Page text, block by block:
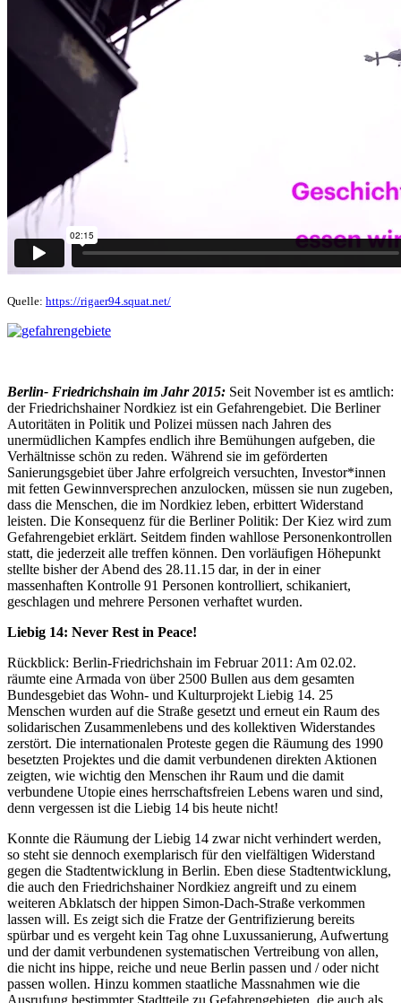
Quelle: https://rigaer94.squat.net/
Berlin- Friedrichshain im Jahr 2015: Seit November ist es amtlich:
der Friedrichshainer Nordkiez ist ein Gefahrengebiet. Die Berliner
Autoritäten in Politik und Polizei müssen nach Jahren des
unermüdlichen Kampfes endlich ihre Bemühungen aufgeben, die
Verhältnisse schön zu reden. Während sie im geförderten
Sanierungsgebiet über Jahre erfolgreich versuchten, Investor*innen
mit fetten Gewinnversprechen anzulocken, müssen sie nun zugeben,
dass die Menschen, die im Nordkiez leben, erbittert Widerstand
leisten. Die Konsequenz für die Berliner Politik: Der Kiez wird zum
Gefahrengebiet erklärt. Seitdem finden wahllose Personenkontrollen
statt, die jederzeit alle treffen können. Den vorläufigen Höhepunkt
stellte bisher der Abend des 28.11.15 dar, in der in einer
massenhaften Kontrolle 91 Personen kontrolliert, schikaniert,
geschlagen und mehrere Personen verhaftet wurden.
Liebig 14: Never Rest in Peace!
Rückblick: Berlin-Friedrichshain im Februar 2011: Am 02.02.
räumte eine Armada von über 2500 Bullen aus dem gesamten
Bundesgebiet das Wohn- und Kulturprojekt Liebig 14. 25
Menschen wurden auf die Straße gesetzt und erneut ein Raum des
solidarischen Zusammenlebens und des kollektiven Widerstandes
zerstört. Die internationalen Proteste gegen die Räumung des 1990
besetzten Projektes und die damit verbundenen direkten Aktionen
zeigten, wie wichtig den Menschen ihr Raum und die damit
verbundene Utopie eines herrschaftsfreien Lebens waren und sind,
denn vergessen ist die Liebig 14 bis heute nicht!
Konnte die Räumung der Liebig 14 zwar nicht verhindert werden,
so steht sie dennoch exemplarisch für den vielfältigen Widerstand
gegen die Stadtentwicklung in Berlin. Eben diese Stadtentwicklung,
die auch den Friedrichshainer Nordkiez angreift und zu einem
weiteren Abklatsch der hippen Simon-Dach-Straße verkommen
lassen will. Es zeigt sich die Fratze der Gentrifizierung bereits
spürbar und es vergeht kein Tag ohne Luxussanierung, Aufwertung
und der damit verbundenen systematischen Vertreibung von allen,
die nicht ins hippe, reiche und neue Berlin passen und / oder nicht
passen wollen. Hinzu kommen staatliche Massnahmen wie die
Ausrufung bestimmter Stadtteile zu Gefahrengebieten, die auch als